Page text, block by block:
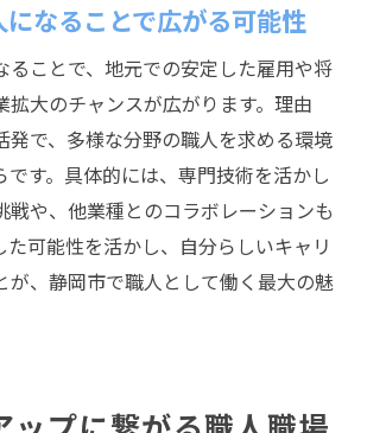
なることで広がる可能性
ることで、地元での安定した雇用や将
拡大のチャンスが広がります。理由
発で、多様な分野の職人を求める環境
です。具体的には、専門技術を活かし
戦や、他業種とのコラボレーションも
た可能性を活かし、自分らしいキャリ
が、静岡市で職人として働く最大の魅